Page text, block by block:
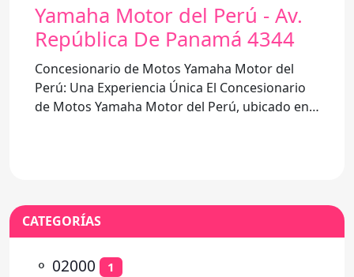
Yamaha Motor del Perú - Av.
República De Panamá 4344
Concesionario de Motos Yamaha Motor del
Perú: Una Experiencia Única El Concesionario
de Motos Yamaha Motor del Perú, ubicado en
CATEGORÍAS
⚬ 02000 1